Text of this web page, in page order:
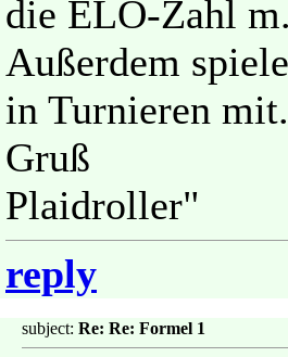
die ELO-Zahl
Außerdem
in Turnieren mit.
Gruß
Plaidroller"
reply
subject: Re: Re: Formel 1